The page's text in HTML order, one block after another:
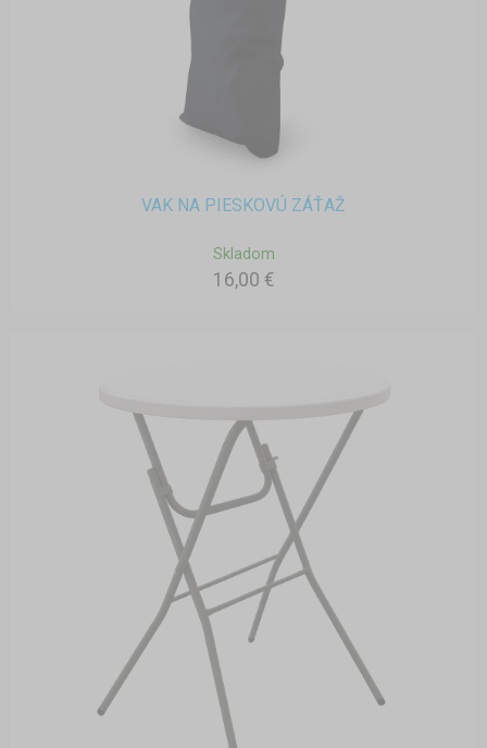
VAK NA PIESKOVÚ ZÁŤAŽ
Skladom
16,00 €